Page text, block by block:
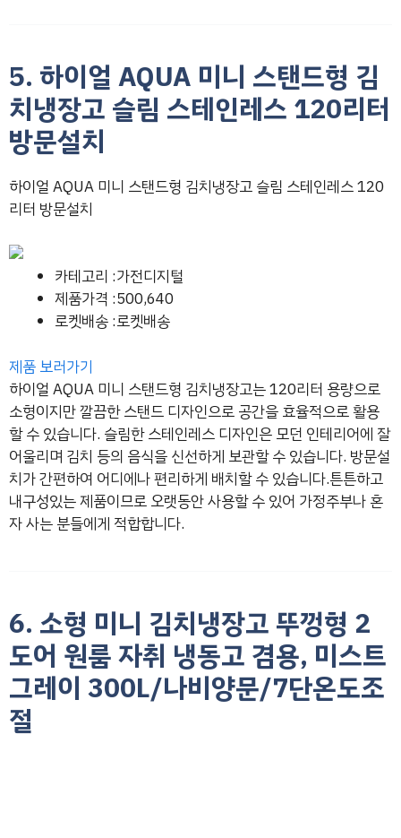
5. 하이얼 AQUA 미니 스탠드형 김
치냉장고 슬림 스테인레스 120리터
방문설치
하이얼 AQUA 미니 스탠드형 김치냉장고 슬림 스테인레스 120
리터 방문설치
카테고리 :가전디지털
제품가격 :500,640
로켓배송 :로켓배송
제품 보러가기
하이얼 AQUA 미니 스탠드형 김치냉장고는 120리터 용량으로
소형이지만 깔끔한 스탠드 디자인으로 공간을 효율적으로 활용
할 수 있습니다. 슬림한 스테인레스 디자인은 모던 인테리어에 잘
어울리며 김치 등의 음식을 신선하게 보관할 수 있습니다. 방문설
치가 간편하여 어디에나 편리하게 배치할 수 있습니다.튼튼하고
내구성있는 제품이므로 오랫동안 사용할 수 있어 가정주부나 혼
자 사는 분들에게 적합합니다.
6. 소형 미니 김치냉장고 뚜껑형 2
도어 원룸 자취 냉동고 겸용, 미스트
그레이 300L/나비양문/7단온도조
절